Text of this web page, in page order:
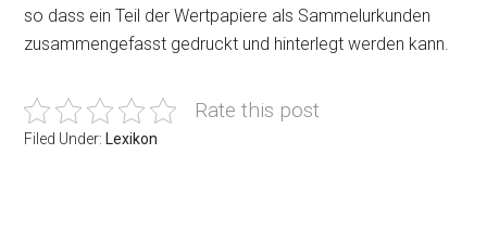
so dass ein Teil der Wertpapiere als Sammelurkunden
zusammengefasst gedruckt und hinterlegt werden kann.
Rate this post
Filed Under: Lexikon